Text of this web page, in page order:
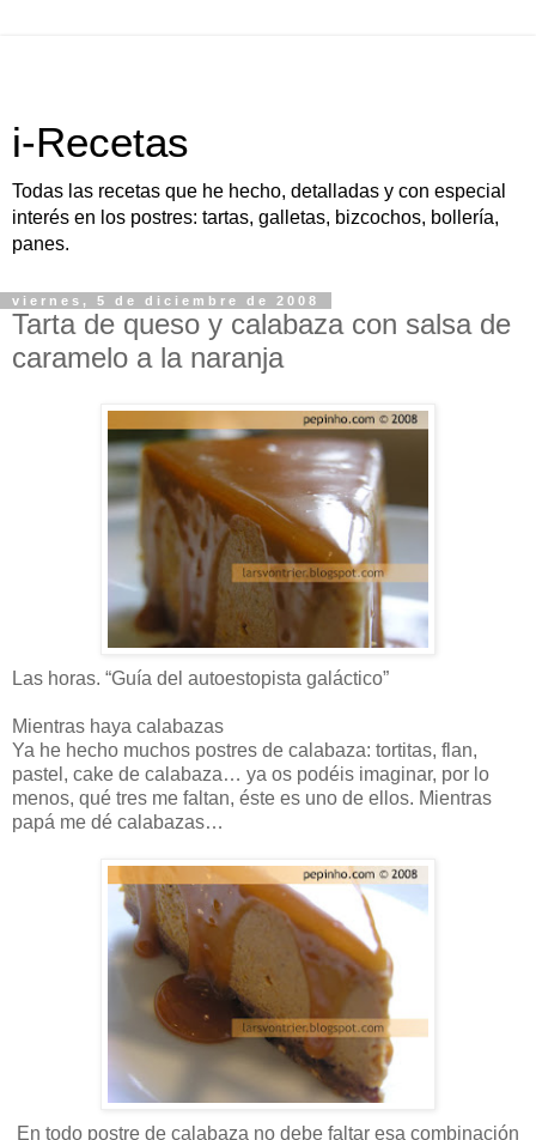
i-Recetas
Todas las recetas que he hecho, detalladas y con especial
interés en los postres: tartas, galletas, bizcochos, bollería,
panes.
viernes, 5 de diciembre de 2008
Tarta de queso y calabaza con salsa de
caramelo a la naranja
Las horas. “Guía del autoestopista galáctico”
Mientras haya calabazas
Ya he hecho muchos postres de calabaza: tortitas, flan,
pastel, cake de calabaza… ya os podéis imaginar, por lo
menos, qué tres me faltan, éste es uno de ellos. Mientras
papá me dé calabazas…
En todo postre de calabaza no debe faltar esa combinación